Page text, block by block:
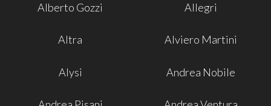
Alberto Gozzi Allegri
Altra Alviero Martini
Alysi Andrea Nobile